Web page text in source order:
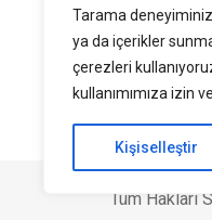
Tarama
ya da içerikler
çerezleri
kullanımımıza izin
Kişiselleştir
Tüm Hakları